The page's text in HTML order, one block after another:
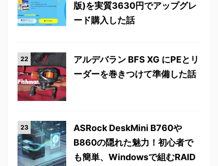
版)を実質3630円でアップグレ
ード購入した話
アルデバラン BFS XG にPEとリ
ーダーを巻きつけて準備した話
ASRock DeskMini B760や
B860の隠れた魅力！初心者で
も簡単、Windowsで組むRAID